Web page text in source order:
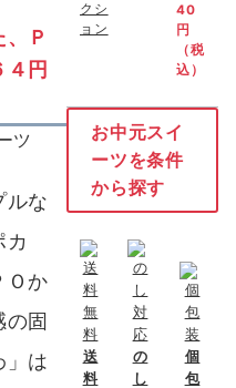
Ｐ
円
ルな
カ
Ｏか
固
」は
40
円
（税
込）
お中元スイ
ーツを条件
から探す
送
料
の
し
個
包